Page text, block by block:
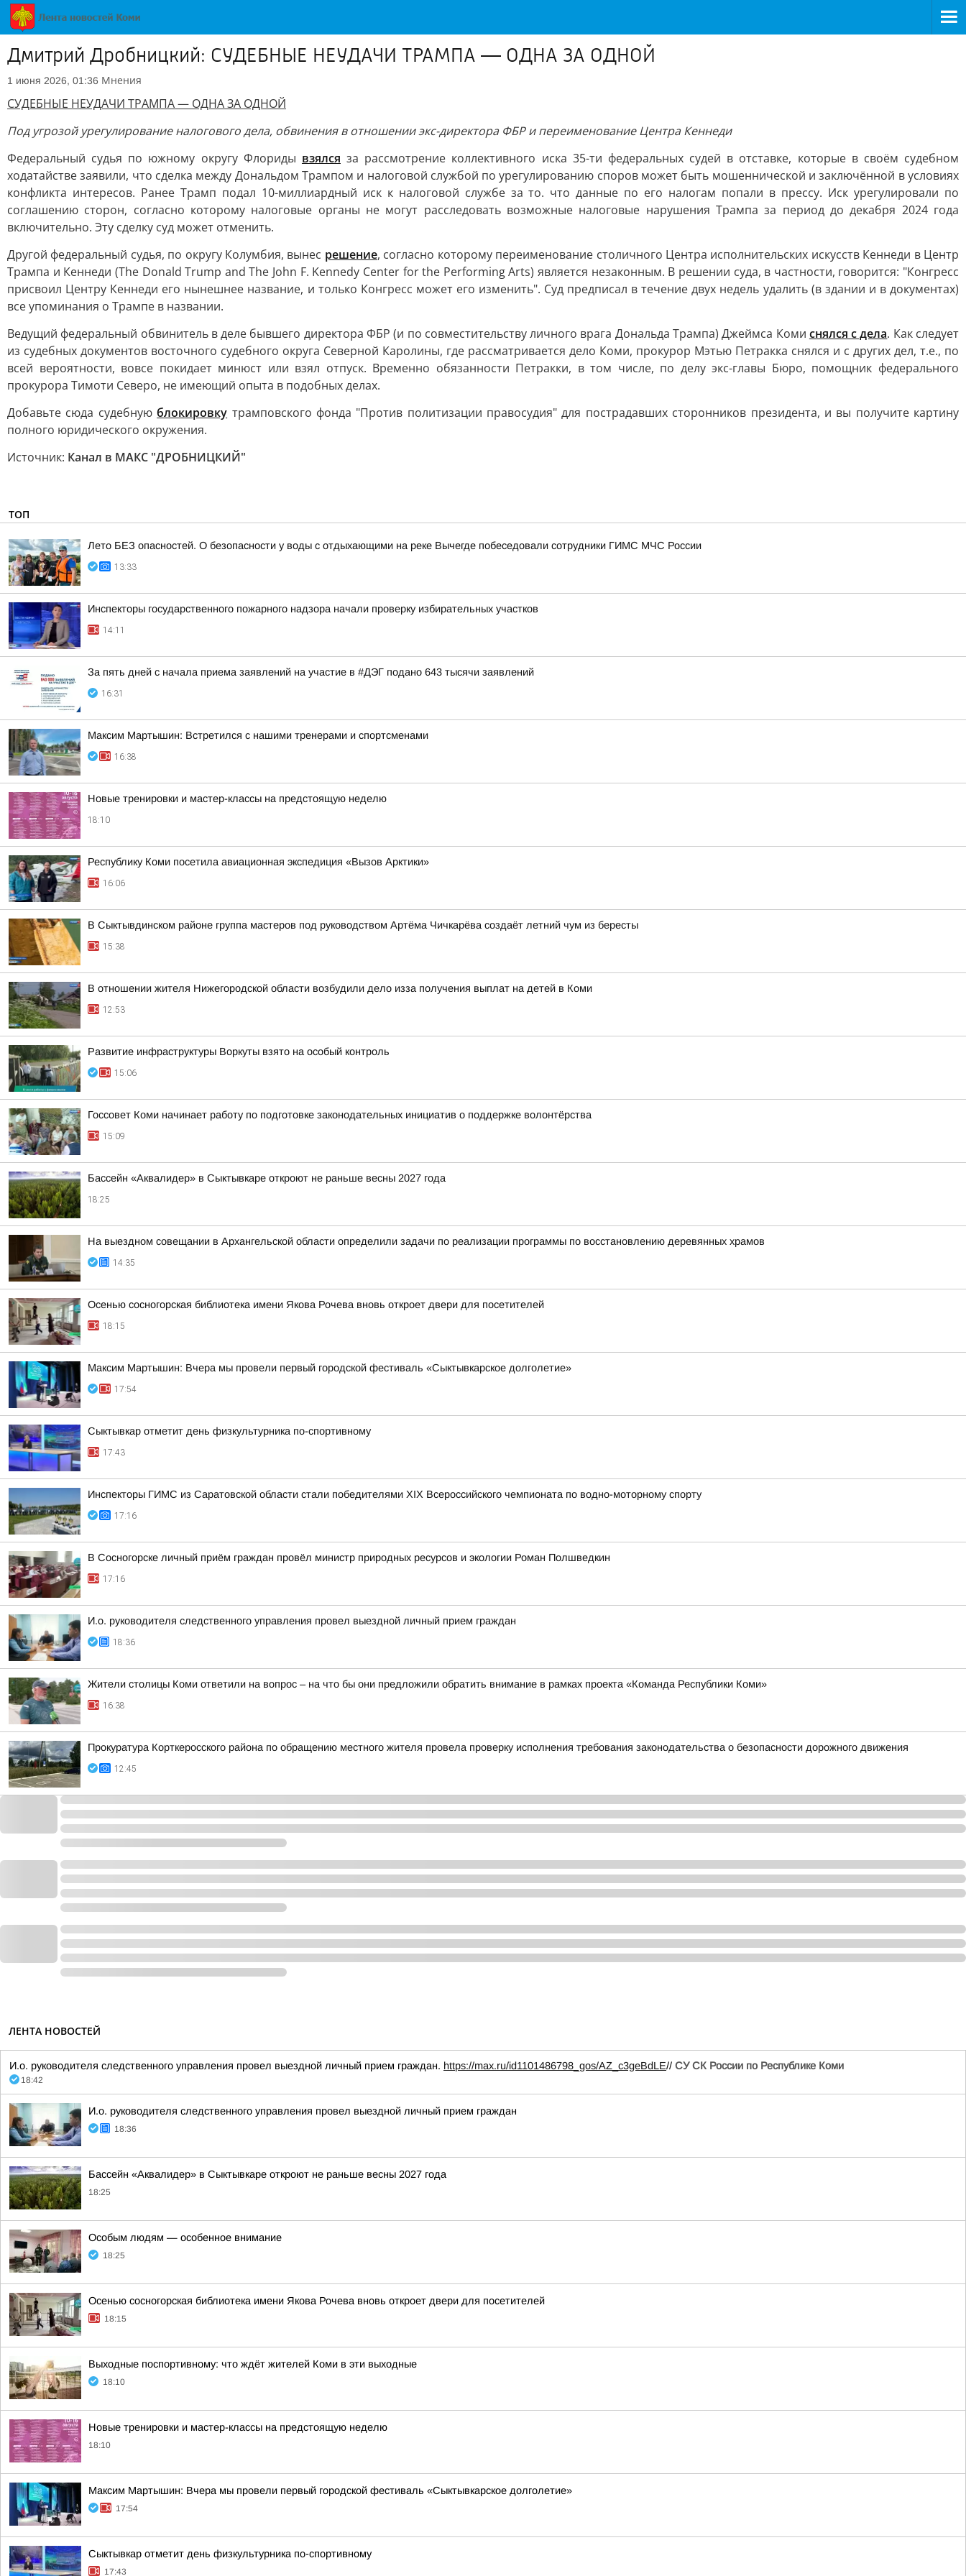
Дмитрий Дробницкий: СУДЕБНЫЕ НЕУДАЧИ ТРАМПА — ОДНА ЗА ОДНОЙ
1 июня 2026, 01:36 Мнения
СУДЕБНЫЕ НЕУДАЧИ ТРАМПА — ОДНА ЗА ОДНОЙ
Под угрозой урегулирование налогового дела, обвинения в отношении экс-директора ФБР и переименование Центра Кеннеди
Федеральный судья по южному округу Флориды взялся за рассмотрение коллективного иска 35-ти федеральных судей в отставке, которые в своём судебном
ходатайстве заявили, что сделка между Дональдом Трампом и налоговой службой по урегулированию споров может быть мошеннической и заключённой в условиях
конфликта интересов. Ранее Трамп подал 10-миллиардный иск к налоговой службе за то. что данные по его налогам попали в прессу. Иск урегулировали по
соглашению сторон, согласно которому налоговые органы не могут расследовать возможные налоговые нарушения Трампа за период до декабря 2024 года
включительно. Эту сделку суд может отменить.
Другой федеральный судья, по округу Колумбия, вынес решение, согласно которому переименование столичного Центра исполнительских искусств Кеннеди в Центр
Трампа и Кеннеди (The Donald Trump and The John F. Kennedy Center for the Performing Arts) является незаконным. В решении суда, в частности, говорится: "Конгресс
присвоил Центру Кеннеди его нынешнее название, и только Конгресс может его изменить". Суд предписал в течение двух недель удалить (в здании и в документах)
все упоминания о Трампе в названии.
Ведущий федеральный обвинитель в деле бывшего директора ФБР (и по совместительству личного врага Дональда Трампа) Джеймса Коми снялся с дела. Как следует
из судебных документов восточного судебного округа Северной Каролины, где рассматривается дело Коми, прокурор Мэтью Петракка снялся и с других дел, т.е., по
всей вероятности, вовсе покидает минюст или взял отпуск. Временно обязанности Петракки, в том числе, по делу экс-главы Бюро, помощник федерального
прокурора Тимоти Северо, не имеющий опыта в подобных делах.
Добавьте сюда судебнуюблокировку трамповского фонда "Против политизации правосудия" для пострадавших сторонников президента, и вы получите картину
полного юридического окружения.
Источник: Канал в МАКС "ДРОБНИЦКИЙ"
ТОП
Лето БЕЗ опасностей. О безопасности у воды с отдыхающими на реке Вычегде побеседовали сотрудники ГИМС МЧС России
13:33
Инспекторы государственного пожарного надзора начали проверку избирательных участков
14:11
За пять дней с начала приема заявлений на участие в #ДЭГ подано 643 тысячи заявлений
16:31
Максим Мартышин: Встретился с нашими тренерами и спортсменами
16:38
Новые тренировки и мастер-классы на предстоящую неделю
18:10
Республику Коми посетила авиационная экспедиция «Вызов Арктики»
16:06
В Сыктывдинском районе группа мастеров под руководством Артёма Чичкарёва создаёт летний чум из бересты
15:38
В отношении жителя Нижегородской области возбудили дело изза получения выплат на детей в Коми
12:53
Развитие инфраструктуры Воркуты взято на особый контроль
15:06
Госсовет Коми начинает работу по подготовке законодательных инициатив о поддержке волонтёрства
15:09
Бассейн «Аквалидер» в Сыктывкаре откроют не раньше весны 2027 года
18:25
На выездном совещании в Архангельской области определили задачи по реализации программы по восстановлению деревянных храмов
14:35
Осенью сосногорская библиотека имени Якова Рочева вновь откроет двери для посетителей
18:15
Максим Мартышин: Вчера мы провели первый городской фестиваль «Сыктывкарское долголетие»
17:54
Сыктывкар отметит день физкультурника по-спортивному
17:43
Инспекторы ГИМС из Саратовской области стали победителями XIX Всероссийского чемпионата по водно-моторному спорту
17:16
В Сосногорске личный приём граждан провёл министр природных ресурсов и экологии Роман Полшведкин
17:16
И.о. руководителя следственного управления провел выездной личный прием граждан
18:36
Жители столицы Коми ответили на вопрос – на что бы они предложили обратить внимание в рамках проекта «Команда Республики Коми»
16:38
Прокуратура Корткеросского района по обращению местного жителя провела проверку исполнения требования законодательства о безопасности дорожного движения
12:45
ЛЕНТА НОВОСТЕЙ
И.о. руководителя следственного управления провел выездной личный прием граждан. https://max.ru/id1101486798_gos/AZ_c3geBdLE// СУ СК России по Республике Коми
18:42
И.о. руководителя следственного управления провел выездной личный прием граждан
18:36
Бассейн «Аквалидер» в Сыктывкаре откроют не раньше весны 2027 года
18:25
Особым людям — особенное внимание
18:25
Осенью сосногорская библиотека имени Якова Рочева вновь откроет двери для посетителей
18:15
Выходные поспортивному: что ждёт жителей Коми в эти выходные
18:10
Новые тренировки и мастер-классы на предстоящую неделю
18:10
Максим Мартышин: Вчера мы провели первый городской фестиваль «Сыктывкарское долголетие»
17:54
Сыктывкар отметит день физкультурника по-спортивному
17:43